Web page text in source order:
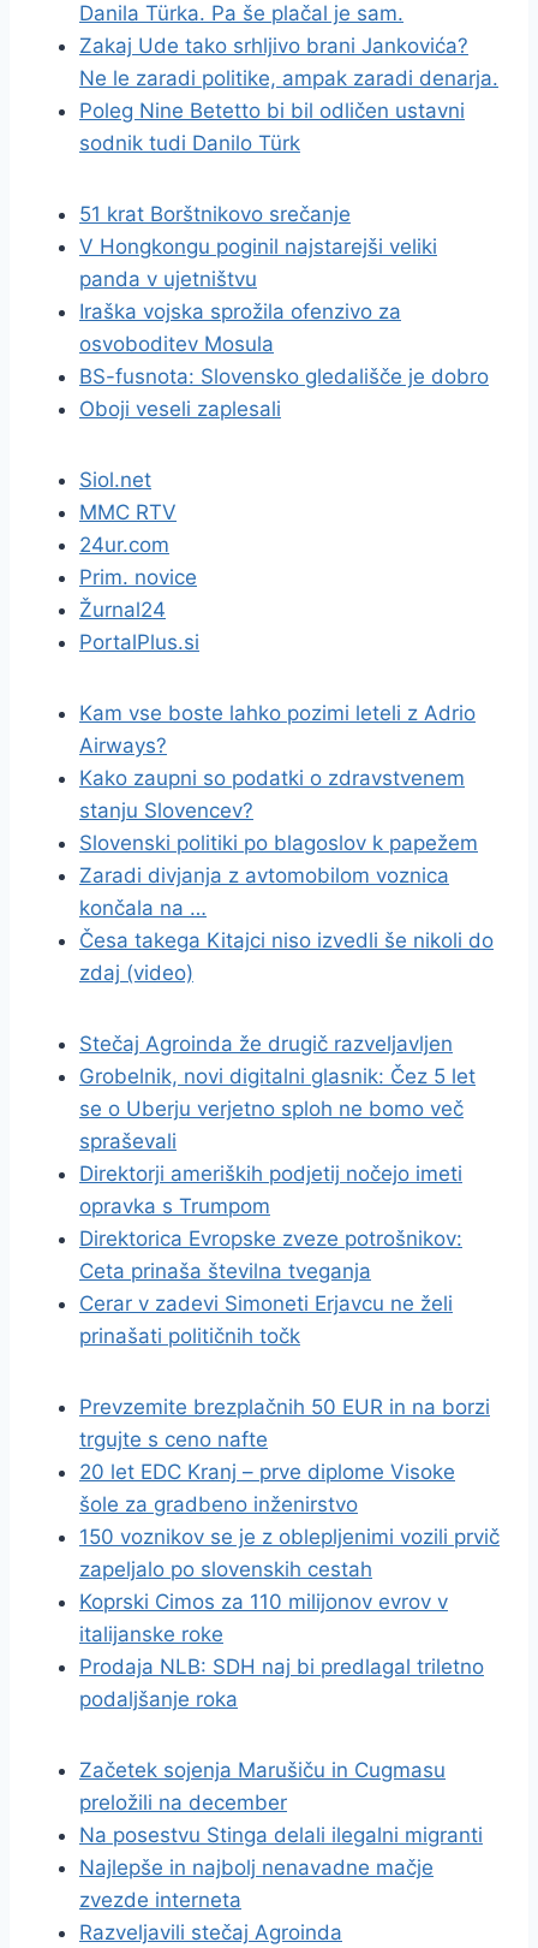
Danila Türka. Pa še plačal je sam.
Zakaj Ude tako srhljivo brani Jankovića?
Ne le zaradi politike, ampak zaradi denarja.
Poleg Nine Betetto bi bil odličen ustavni
sodnik tudi Danilo Türk
51 krat Borštnikovo srečanje
V Hongkongu poginil najstarejši veliki
panda v ujetništvu
Iraška vojska sprožila ofenzivo za
osvoboditev Mosula
BS-fusnota: Slovensko gledališče je dobro
Oboji veseli zaplesali
Siol.net
MMC RTV
24ur.com
Prim. novice
Žurnal24
PortalPlus.si
Kam vse boste lahko pozimi leteli z Adrio
Airways?
Kako zaupni so podatki o zdravstvenem
stanju Slovencev?
Slovenski politiki po blagoslov k papežem
Zaradi divjanja z avtomobilom voznica
končala na …
Česa takega Kitajci niso izvedli še nikoli do
zdaj (video)
Stečaj Agroinda že drugič razveljavljen
Grobelnik, novi digitalni glasnik: Čez 5 let
se o Uberju verjetno sploh ne bomo več
spraševali
Direktorji ameriških podjetij nočejo imeti
opravka s Trumpom
Direktorica Evropske zveze potrošnikov:
Ceta prinaša številna tveganja
Cerar v zadevi Simoneti Erjavcu ne želi
prinašati političnih točk
Prevzemite brezplačnih 50 EUR in na borzi
trgujte s ceno nafte
20 let EDC Kranj – prve diplome Visoke
šole za gradbeno inženirstvo
150 voznikov se je z oblepljenimi vozili prvič
zapeljalo po slovenskih cestah
Koprski Cimos za 110 milijonov evrov v
italijanske roke
Prodaja NLB: SDH naj bi predlagal triletno
podaljšanje roka
Začetek sojenja Marušiču in Cugmasu
preložili na december
Na posestvu Stinga delali ilegalni migranti
Najlepše in najbolj nenavadne mačje
zvezde interneta
Razveljavili stečaj Agroinda